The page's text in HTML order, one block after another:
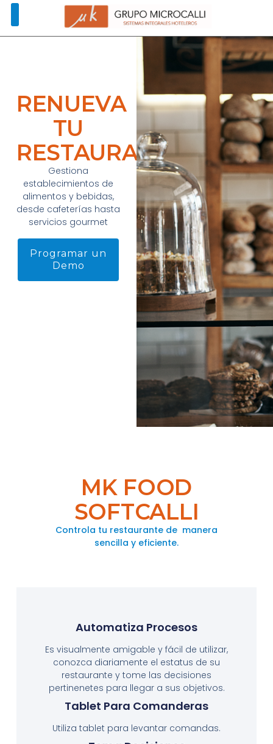
RENUEVA
TU
RESTAURANTE
Gestiona
establecimientos de
alimentos y bebidas,
desde cafeterías hasta
servicios gourmet
Programar un
Demo
Automatiza Procesos
Es visualmente amigable y fácil de utilizar,
conozca diariamente el estatus de su
restaurante y tome las decisiones
pertinenetes para llegar a sus objetivos.
Tablet Para Comanderas
Utiliza tablet para levantar comandas.
MK FOOD
SOFTCALLI
Controla tu restaurante de manera
sencilla y eficiente.